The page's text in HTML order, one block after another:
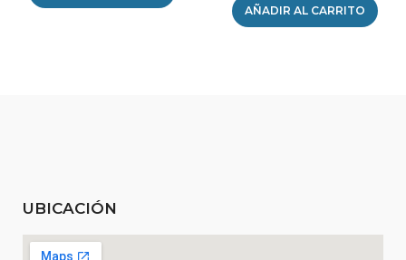
AÑADIR AL CARRITO
UBICACIÓN